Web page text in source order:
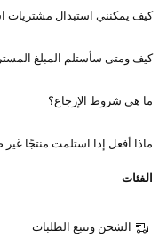
كيف يمكنني استبدال مشتريات
كيف ومتى سأستلم المبلغ
ما هي شروط الإرجاع؟
ماذا أفعل إذا استلمت منتجًا
الفئات
الشحن وتتبع الطلبات